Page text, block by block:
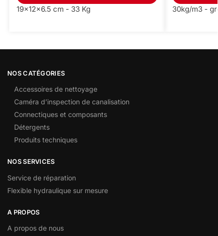
19x12x6.5 cm - 33 Kg 30kg/m3 -
NOS CATÉGORIES
Accessoires de nettoyage
Caméra d’inspection de canalisation
Connectiques et composants
Détergents
Produits techniques
NOS SERVICES
Service de réparation
Flexible hydraulique sur mesure
A PROPOS
A propos de nous